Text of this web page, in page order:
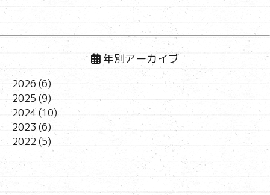
年別アーカイブ
2026 (6)
2025 (9)
2024 (10)
2023 (6)
2022 (5)